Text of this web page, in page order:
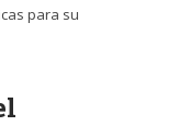
para su